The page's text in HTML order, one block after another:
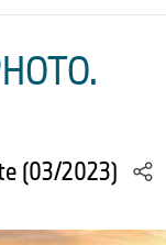
(03/2023)